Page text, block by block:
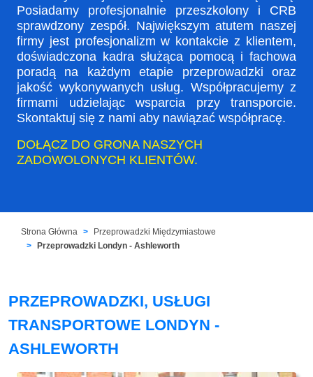
Posiadamy profesjonalnie przeszkolony i CRB
sprawdzony zespół. Największym atutem naszej
firmy jest profesjonalizm w kontakcie z klientem,
doświadczona kadra służąca pomocą i fachowa
poradą na każdym etapie przeprowadzki oraz
jakość wykonywanych usług. Współpracujemy z
firmami udzielając wsparcia przy transporcie.
Skontaktuj się z nami aby nawiązać współpracę.
DOŁĄCZ DO GRONA NASZYCH
ZADOWOLONYCH KLIENTÓW.
Strona Główna
Przeprowadzki Międzymiastowe
Przeprowadzki Londyn - Ashleworth
PRZEPROWADZKI, USŁUGI
TRANSPORTOWE LONDYN -
ASHLEWORTH